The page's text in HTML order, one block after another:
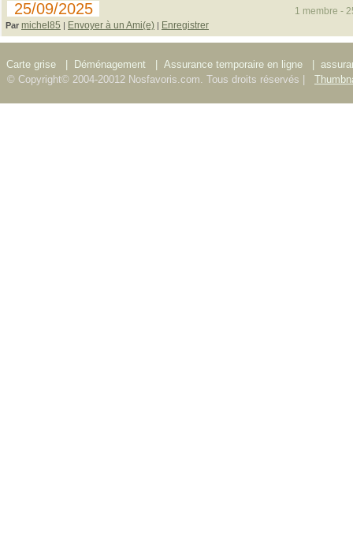
25/09/2025
Par michel85 | Envoyer à un Ami(e) | Enregistrer
1 membre -
Carte grise Déménagement Assurance temporaire en ligne
© Copyright© 2004-20012 Nosfavoris.com. Tous droits réservés |